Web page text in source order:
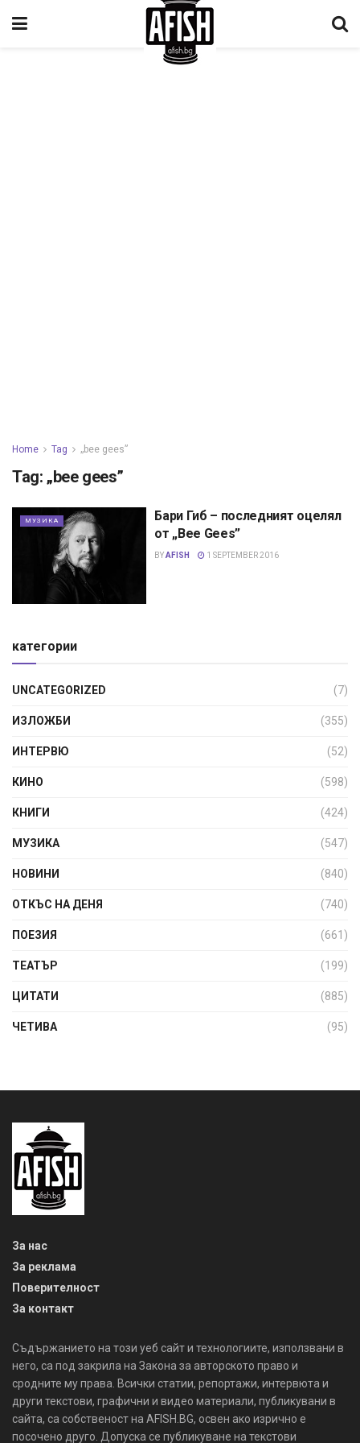
Home Tag „bee gees”
Tag: „bee gees”
МУЗИКА
Бари Гиб – последният оцелял
от „Bee Gees”
BYAFISH 1 SEPTEMBER 2016
категории
UNCATEGORIZED (7)
ИЗЛОЖБИ (355)
ИНТЕРВЮ (52)
КИНО (598)
КНИГИ (424)
МУЗИКА (547)
НОВИНИ (840)
ОТКЪС НА ДЕНЯ (740)
ПОЕЗИЯ (661)
ТЕАТЪР (199)
ЦИТАТИ (885)
ЧЕТИВА (95)
За нас
За реклама
Поверителност
За контакт
Съдържанието на този уеб сайт и технологиите, използвани в
него, са под закрила на Закона за авторското право и
сродните му права. Всички статии, репортажи, интервюта и
други текстови, графични и видео материали, публикувани в
сайта, са собственост на AFISH.BG, освен ако изрично е
посочено друго. Допуска се публикуване на текстови